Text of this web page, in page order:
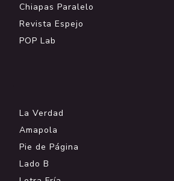
Chiapas Paralelo
Revista Espejo
POP Lab
La Verdad
Amapola
Pie de Página
Lado B